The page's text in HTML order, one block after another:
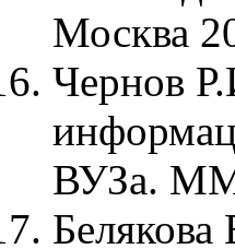
Москва
Чернов
ВУЗа.